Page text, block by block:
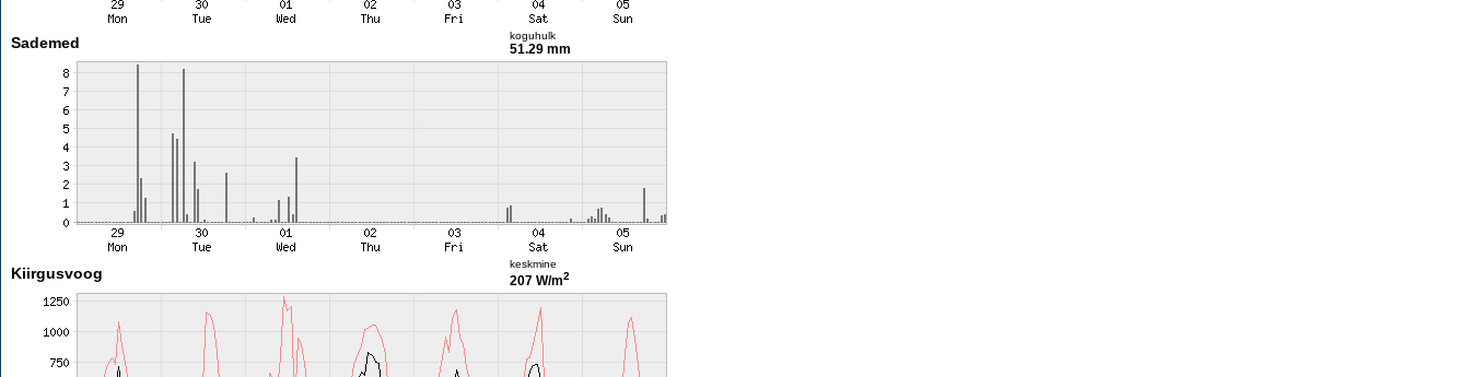
Sademed koguhulk
51.29 mm
Kiirgusvoog
keskmine
207 W/m2